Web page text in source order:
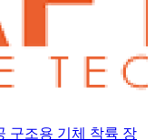
구조용 기체 착륙 장